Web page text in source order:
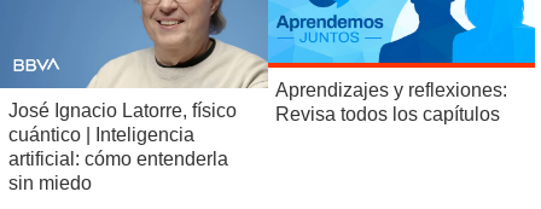
José Ignacio Latorre, físico
cuántico | Inteligencia
artificial: cómo entenderla
sin miedo
Aprendizajes y reflexiones:
Revisa todos los capítulos